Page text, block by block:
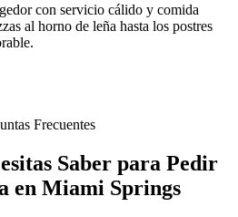
con servicio cálido y comida
al horno de leña hasta los postres
Frecuentes
Saber para Pedir
en Miami Springs